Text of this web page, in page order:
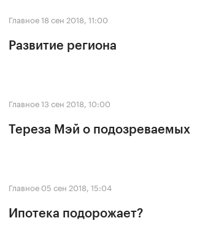
Главное18 сен 2018, 11:00
Развитие региона
Главное13 сен 2018, 10:00
Тереза Мэй о подозреваемых
Главное 05 сен 2018, 15:04
Ипотека подорожает?